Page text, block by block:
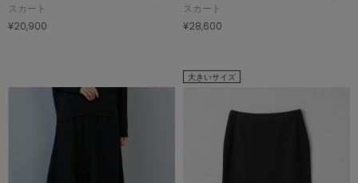
スカート
¥20,900
スカート
¥28,600
大きいサイズ